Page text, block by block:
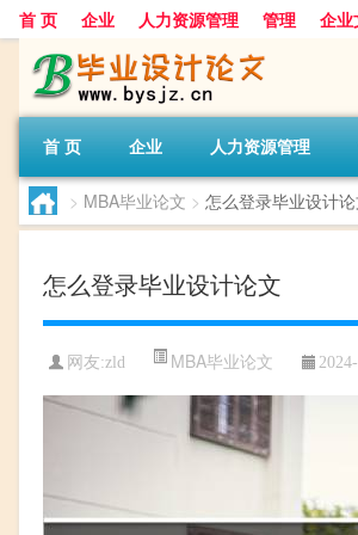
首 页 企业 人力资源管理 管理 企业
首 页 企业 人力资源管理
> MBA毕业论文 > 怎么登录毕业设计
怎么登录毕业设计论文
网友:zld MBA毕业论文